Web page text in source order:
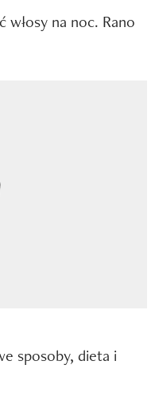
włosy na noc. Rano
sposoby, dieta i